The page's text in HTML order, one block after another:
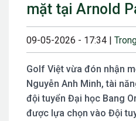
mặt tại Arnold
09-05-2026 - 17:34 |
Golf Việt vừa đón nhận
Nguyễn Anh Minh, tài
đội tuyển Đại học Bang
được lựa chọn vào Đội